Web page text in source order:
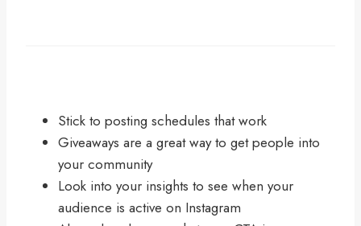
Stick to posting schedules that work
Giveaways are a great way to get people into
your community
Look into your insights to see when your
audience is active on Instagram